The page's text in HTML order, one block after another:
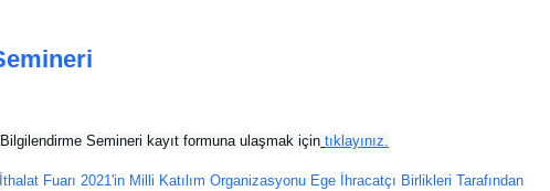
Semineri kayıt formuna ulaşmak için tıklayınız.
Fuarı 2021'in Milli Katılım Organizasyonu Ege İhracatçı Birlikleri Tarafından